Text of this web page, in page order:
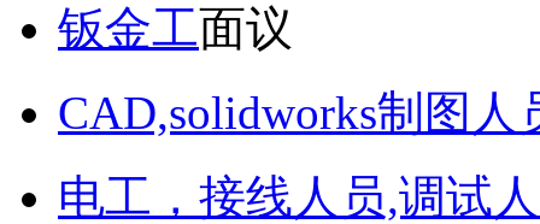
钣金工面议
CAD,solidworks制图人
电工，接线人员,调试